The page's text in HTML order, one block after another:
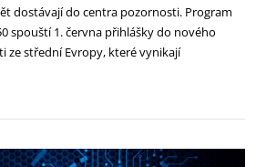
dostávají do centra pozornosti. Program
spouští 1. června přihlášky do nového
ze střední Evropy, které vynikají